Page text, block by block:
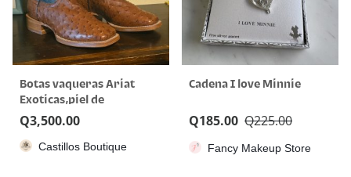
Botas vaqueras Ariat
Exoticas,piel de
avestruz,talla 10us
Q3,500.00
Castillos Boutique
Cadena I love Minnie
Q225.00
Q185.00
Fancy Makeup Store